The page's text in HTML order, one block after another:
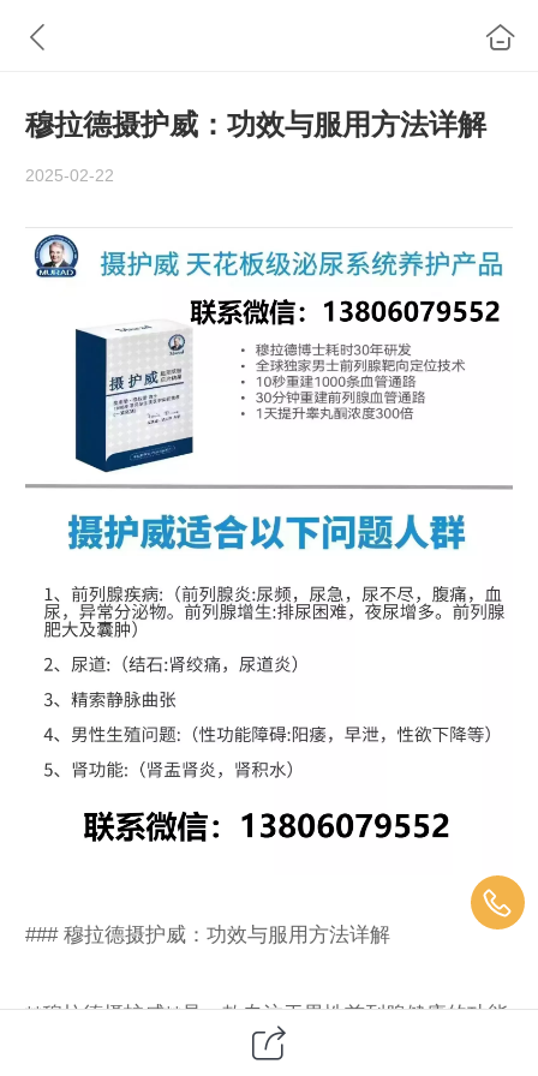
穆拉德摄护威：功效与服用方法详解
2025-02-22
### 穆拉德摄护威：功效与服用方法详解
**穆拉德摄护威**是一款专注于男性前列腺健康的功能
性食品，其核心成分旨在通过天然植物提取物和科学